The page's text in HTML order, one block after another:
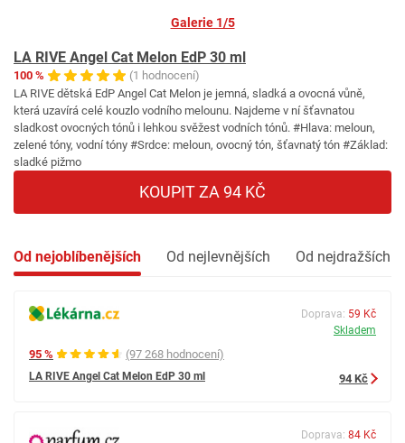
Galerie 1/5
LA RIVE Angel Cat Melon EdP 30 ml
100 %
(1 hodnocení)
LA RIVE dětská EdP Angel Cat Melon je jemná, sladká a ovocná vůně,
která uzavírá celé kouzlo vodního melounu. Najdeme v ní šťavnatou
sladkost ovocných tónů i lehkou svěžest vodních tónů. #Hlava: meloun,
zelené tóny, vodní tóny #Srdce: meloun, ovocný tón, šťavnatý tón #Základ:
sladké pižmo
KOUPIT ZA 94 KČ
Od nejoblíbenějších Od nejlevnějších Od nejdražších
95 % (97 268 hodnocení)
LA RIVE Angel Cat Melon EdP 30 ml
Doprava: 59 Kč
Skladem
94 Kč
Doprava: 84 Kč